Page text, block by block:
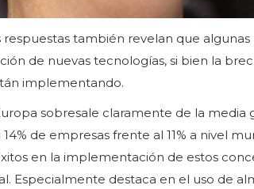
respuestas también revelan que
de nuevas tecnologías, si bien la
implementando.
sobresale claramente de la
de empresas frente al 11% a nivel
en la implementación de estos
Especialmente destaca en el uso de